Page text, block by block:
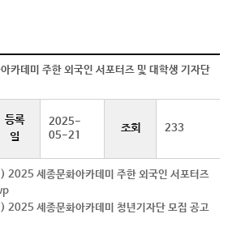
카데미 주한 외국인 서포터즈 및 대학생 기자단
등록
일
2025-
05-21
조회 233
2025 세종문화아카데미 주한 외국인 서포터즈
2025 세종문화아카데미 청년기자단 모집 공고